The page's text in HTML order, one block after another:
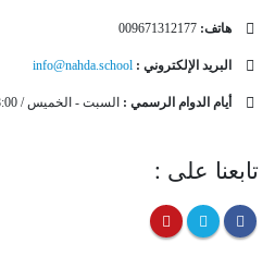
هاتف: 009671312177
البريد الإلكتروني : info@nahda.school
أيام الدوام الرسمي : السبت - الخميس / 8:00 PM 1:00 AM
تابعنا على :